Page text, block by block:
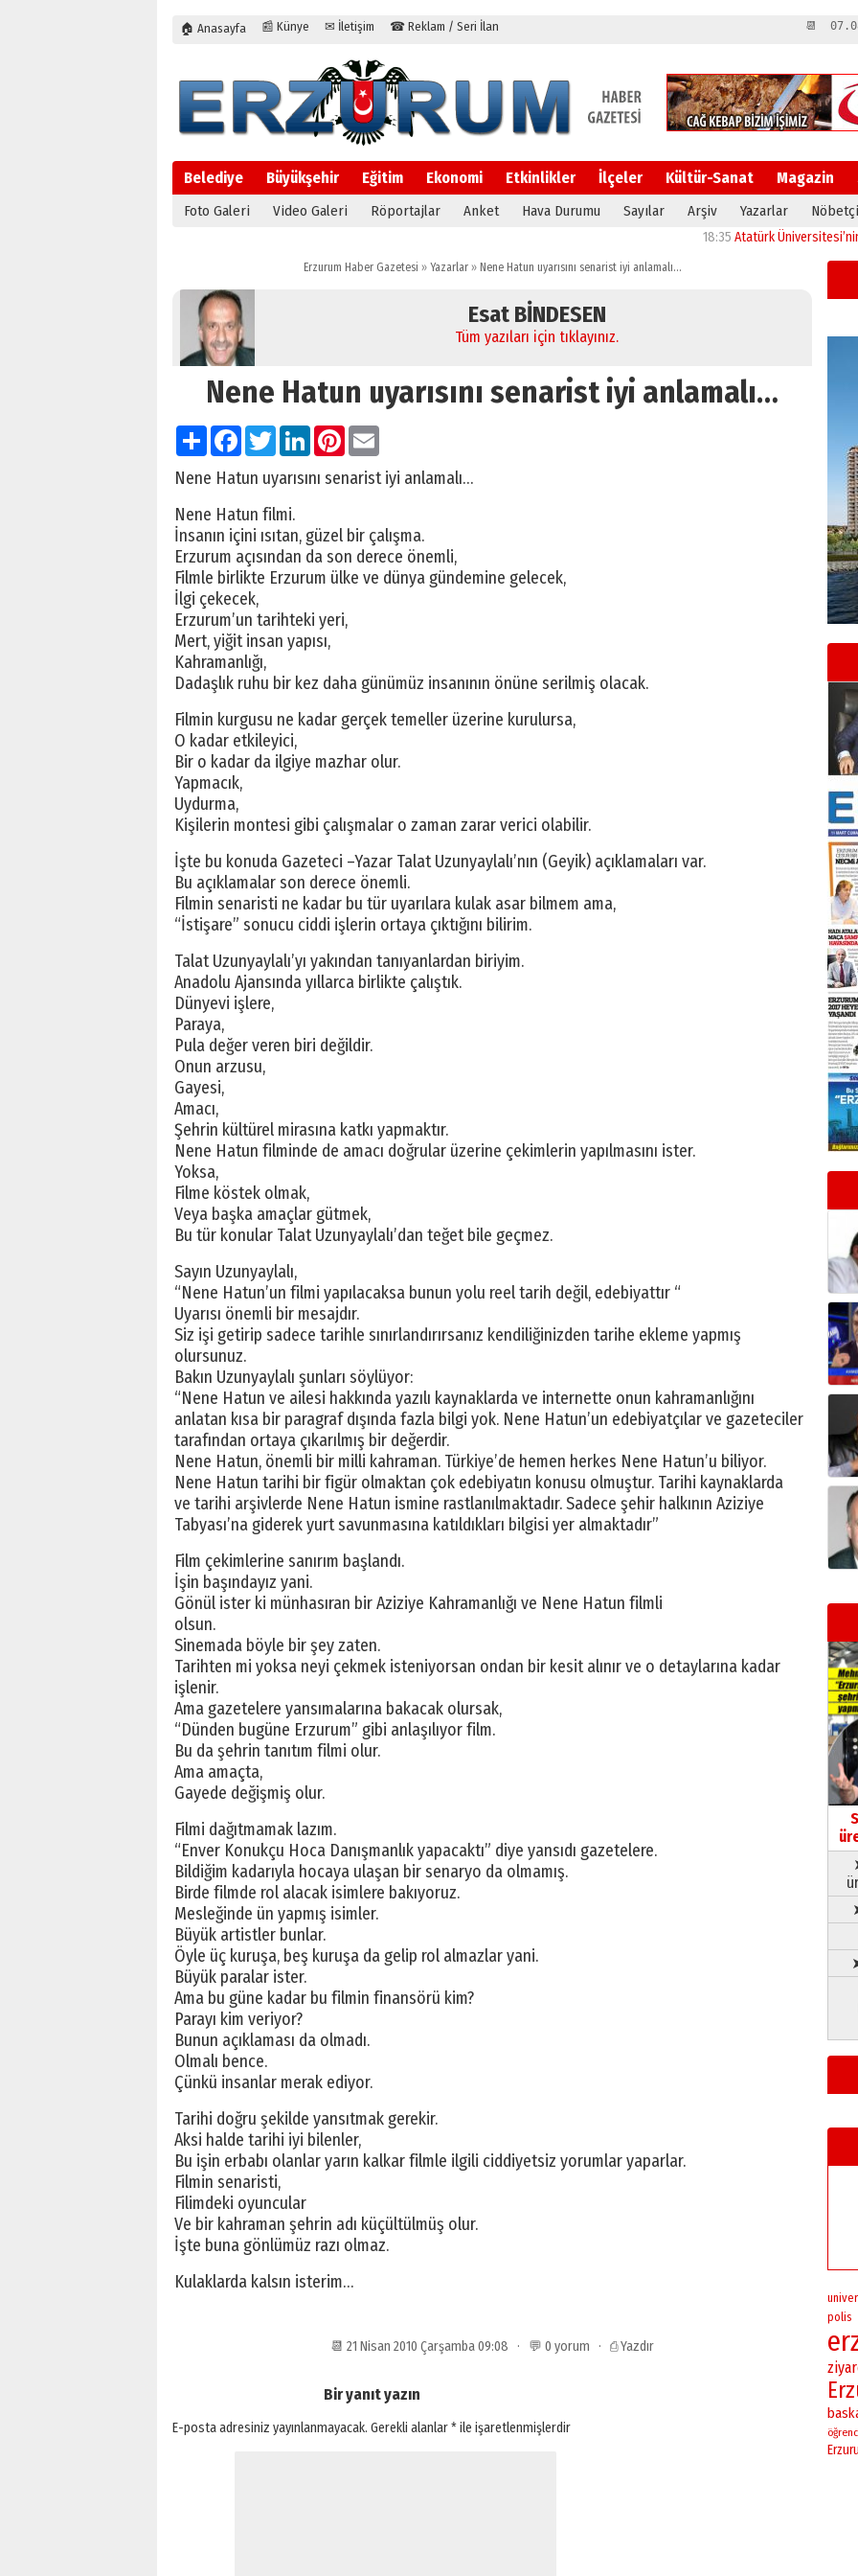
🏠 Anasayfa 📰 Künye ✉ İletişim ☎ Reklam / Seri İlan 📆
Belediye Büyükşehir Eğitim Ekonomi Etkinlikler İlçeler Kültür-Sanat Magazin
Foto Galeri Video Galeri Röportajlar Anket Hava Durumu Sayılar Arşiv Yazarlar
Atatürk Üniversitesi’nin
Erzurum Haber Gazetesi » Yazarlar »Nene Hatun uyarısını senarist iyi anlamalı…
Esat BİNDESEN
Tüm yazıları için tıklayınız.
Nene Hatun uyarısını senarist iyi anlamalı…
PaylaşFacebook
TwitterLinkedInPinterest
Nene Hatun uyarısını senarist iyi anlamalı…
Nene Hatun filmi.
İnsanın içini ısıtan, güzel bir çalışma.
Erzurum açısından da son derece önemli,
Filmle birlikte Erzurum ülke ve dünya gündemine gelecek,
İlgi çekecek,
Erzurum’un tarihteki yeri,
Mert, yiğit insan yapısı,
Kahramanlığı,
Dadaşlık ruhu bir kez daha günümüz insanının önüne serilmiş olacak.
Filmin kurgusu ne kadar gerçek temeller üzerine kurulursa,
O kadar etkileyici,
Bir o kadar da ilgiye mazhar olur.
Yapmacık,
Uydurma,
Kişilerin montesi gibi çalışmalar o zaman zarar verici olabilir.
İşte bu konuda Gazeteci –Yazar Talat Uzunyaylalı’nın (Geyik) açıklamaları var.
Bu açıklamalar son derece önemli.
Filmin senaristi ne kadar bu tür uyarılara kulak asar bilmem ama,
“İstişare” sonucu ciddi işlerin ortaya çıktığını bilirim.
Talat Uzunyaylalı’yı yakından tanıyanlardan biriyim.
Anadolu Ajansında yıllarca birlikte çalıştık.
Dünyevi işlere,
Paraya,
Pula değer veren biri değildir.
Onun arzusu,
Gayesi,
Amacı,
Şehrin kültürel mirasına katkı yapmaktır.
Nene Hatun filminde de amacı doğrular üzerine çekimlerin yapılmasını ister.
Yoksa,
Filme köstek olmak,
Veya başka amaçlar gütmek,
Bu tür konular Talat Uzunyaylalı’dan teğet bile geçmez.
Sayın Uzunyaylalı,
“Nene Hatun’un filmi yapılacaksa bunun yolu reel tarih değil, edebiyattır “
Uyarısı önemli bir mesajdır.
Siz işi getirip sadece tarihle sınırlandırırsanız kendiliğinizden tarihe ekleme yapmış
olursunuz.
Bakın Uzunyaylalı şunları söylüyor:
“Nene Hatun ve ailesi hakkında yazılı kaynaklarda ve internette onun kahramanlığını
anlatan kısa bir paragraf dışında fazla bilgi yok. Nene Hatun’un edebiyatçılar ve gazeteciler
tarafından ortaya çıkarılmış bir değerdir.
Nene Hatun, önemli bir milli kahraman. Türkiye’de hemen herkes Nene Hatun’u biliyor.
Nene Hatun tarihi bir figür olmaktan çok edebiyatın konusu olmuştur. Tarihi kaynaklarda
ve tarihi arşivlerde Nene Hatun ismine rastlanılmaktadır. Sadece şehir halkının Aziziye
Tabyası’na giderek yurt savunmasına katıldıkları bilgisi yer almaktadır”
Film çekimlerine sanırım başlandı.
İşin başındayız yani.
Gönül ister ki münhasıran bir Aziziye Kahramanlığı ve Nene Hatun filmli
olsun.
Sinemada böyle bir şey zaten.
Tarihten mi yoksa neyi çekmek isteniyorsan ondan bir kesit alınır ve o detaylarına kadar
işlenir.
Ama gazetelere yansımalarına bakacak olursak,
“Dünden bugüne Erzurum” gibi anlaşılıyor film.
Bu da şehrin tanıtım filmi olur.
Ama amaçta,
Gayede değişmiş olur.
Filmi dağıtmamak lazım.
“Enver Konukçu Hoca Danışmanlık yapacaktı” diye yansıdı gazetelere.
Bildiğim kadarıyla hocaya ulaşan bir senaryo da olmamış.
Birde filmde rol alacak isimlere bakıyoruz.
Mesleğinde ün yapmış isimler.
Büyük artistler bunlar.
Öyle üç kuruşa, beş kuruşa da gelip rol almazlar yani.
Büyük paralar ister.
Ama bu güne kadar bu filmin finansörü kim?
Parayı kim veriyor?
Bunun açıklaması da olmadı.
Olmalı bence.
Çünkü insanlar merak ediyor.
Tarihi doğru şekilde yansıtmak gerekir.
Aksi halde tarihi iyi bilenler,
Bu işin erbabı olanlar yarın kalkar filmle ilgili ciddiyetsiz yorumlar yaparlar.
Filmin senaristi,
Filimdeki oyuncular
Ve bir kahraman şehrin adı küçültülmüş olur.
İşte buna gönlümüz razı olmaz.
Kulaklarda kalsın isterim…
📆 21 Nisan 2010 Çarşamba 09:08 · 💬 0 yorum · ⎙ Yazdır
Bir yanıt yazın
E-posta adresiniz yayınlanmayacak. Gerekli alanlar*ile işaretlenmişlerdir
polis